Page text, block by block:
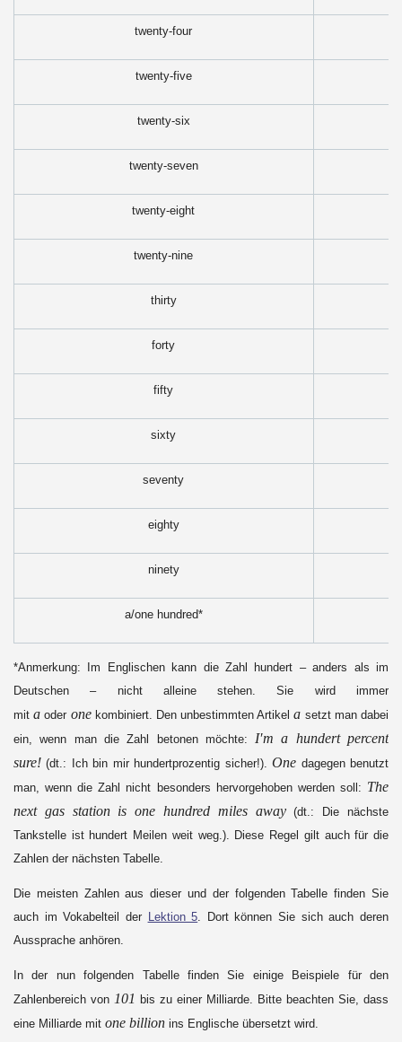
twenty-four
twenty-five
twenty-six
twenty-seven
twenty-eight
twenty-nine
thirty
forty
fifty
sixty
seventy
eighty
ninety
a/one hundred*
*Anmerkung: Im Englischen kann die Zahl hundert – anders als im
Deutschen – nicht alleine stehen. Sie wird immer
mitaoder onekombiniert. Den unbestimmten Artikela setzt man dabei
ein, wenn man die Zahl betonen möchte: I′m a hundert percent
sure!(dt.: Ich bin mir hundertprozentig sicher!).One dagegen benutzt
man, wenn die Zahl nicht besonders hervorgehoben werden soll: The
next gas station is one hundred miles away(dt.: Die nächste
Tankstelle ist hundert Meilen weit weg.). Diese Regel gilt auch für die
Zahlen der nächsten Tabelle.
Die meisten Zahlen aus dieser und der folgenden Tabelle finden Sie
auch im Vokabelteil der
Lektion 5 . Dort können Sie sich auch deren
Aussprache anhören.
In der nun folgenden Tabelle finden Sie einige Beispiele für den
Zahlenbereich von 101 bis zu einer Milliarde. Bitte beachten Sie, dass
eine Milliarde mit one billionins Englische übersetzt wird.